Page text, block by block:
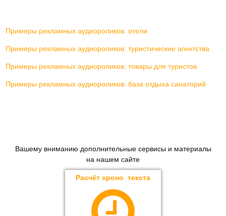
Примеры рекламных аудиороликов: отели
Примеры рекламных аудиороликов: туристические агентства
Примеры рекламных аудиороликов: товары для туристов
Примеры рекламных аудиороликов: база отдыха санаторий
Вашему вниманию дополнительные сервисы и материалы
на нашем сайте
Расчёт хроно текста